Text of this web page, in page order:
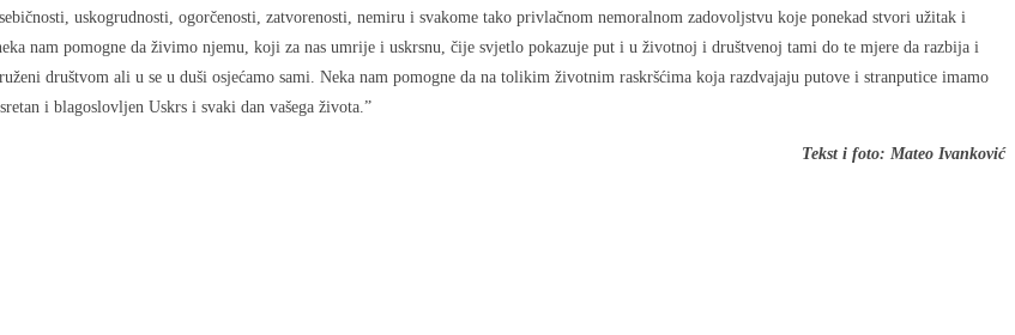
uskogrudnosti, ogorčenosti, zatvorenosti, nemiru i svakome tako privlačnom nemoralnom zadovoljstvu koje ponekad stvori užitak i
nam pomogne da živimo njemu, koji za nas umrije i uskrsnu, čije svjetlo pokazuje put i u životnoj i društvenoj tami do te mjere da razbija i
društvom ali u se u duši osjećamo sami. Neka nam pomogne da na tolikim životnim raskršćima koja razdvajaju putove i stranputice imamo
i blagoslovljen Uskrs i svaki dan vašega života.”
Tekst i foto: Mateo Ivanković